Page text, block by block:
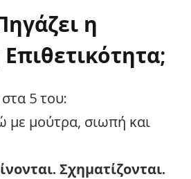
η
στα 5 του:
με μούτρα, σιωπή και
Σχηματίζονται.